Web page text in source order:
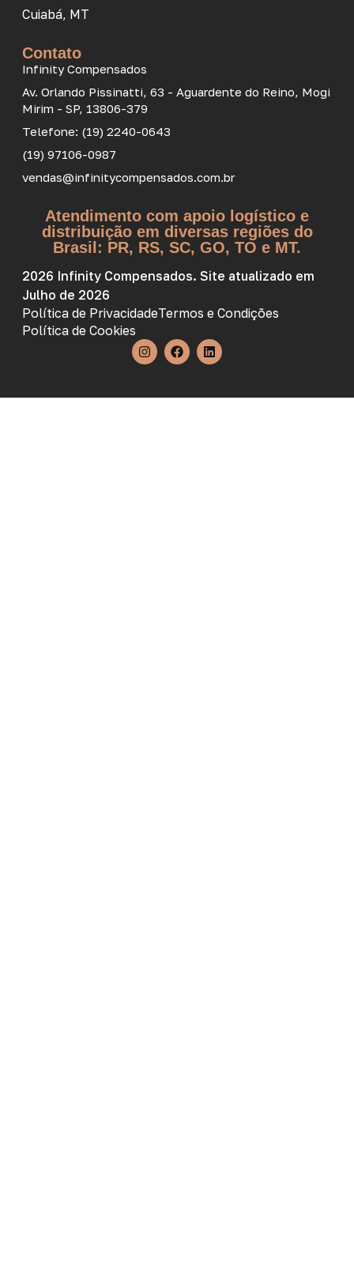
Cuiabá, MT
Contato
Infinity Compensados
Av. Orlando Pissinatti, 63 - Aguardente do Reino, Mogi
Mirim - SP, 13806-379
Telefone: (19) 2240-0643
(19) 97106-0987
vendas@infinitycompensados.com.br
Atendimento com apoio logístico e
distribuição em diversas regiões do
Brasil: PR, RS, SC, GO, TO e MT.
2026 Infinity Compensados. Site atualizado em
Julho de 2026
Política de PrivacidadeTermos e Condições
Política de Cookies